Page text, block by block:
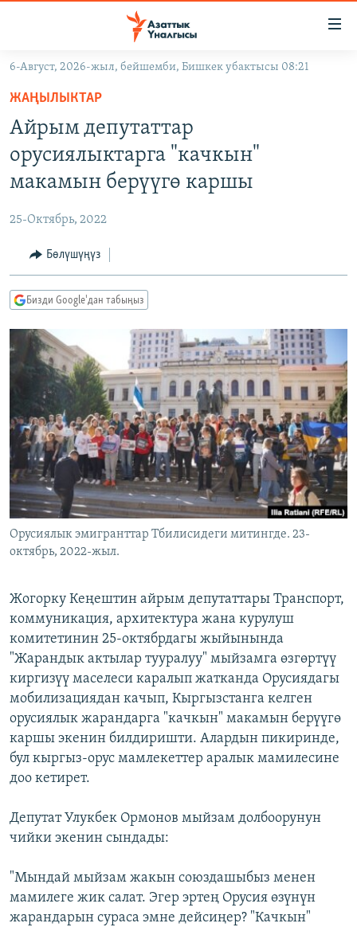
Навигацияга
өтүңүз
Издөөгө
салыңызКЫРГЫЗСТАН
МАДАНИЯТ
ДҮЙНӨ
УКРАИНА
ТВ ПРОГРАММАЛАР
БҮГҮН АЗАТТЫКТА
ДАНИСТЕ
ЭЖЕ-СИҢДИЛЕР
АЗАТТЫК+
ЫҢГАЙСЫЗ СУРООЛОР
ПОДКАСТ
Русский
ОНЛАЙН ШЕРИНЕ
ЭЕ/АРнун бардык сайттары
6-Август, 2026-жыл, бейшемби, Бишкек убактысы 08:21
ЖАҢЫЛЫКТАР
Айрым депутаттар
орусиялыктарга "качкын"
макамын берүүгө каршы
25-Октябрь, 2022
Бөлүшүңүз
Бизди Google'дан табыңыз
Орусиялык эмигранттар Тбилисидеги митингде. 23-
октябрь, 2022-жыл.
Жогорку Кеңештин айрым депутаттары Транспорт,
коммуникация, архитектура жана курулуш
комитетинин 25-октябрдагы жыйынында
"Жарандык актылар тууралуу" мыйзамга өзгөртүү
киргизүү маселеси каралып жатканда Орусиядагы
мобилизациядан качып, Кыргызстанга келген
орусиялык жарандарга "качкын" макамын берүүгө
каршы экенин билдиришти. Алардын пикиринде,
бул кыргыз-орус мамлекеттер аралык мамилесине
доо кетирет.
Депутат Улукбек Ормонов мыйзам долбоорунун
чийки экенин сындады:
"Мындай мыйзам жакын союздашыбыз менен
мамилеге жик салат. Эгер эртең Орусия өзүнүн
жарандарын сураса эмне дейсиңер? "Качкын"